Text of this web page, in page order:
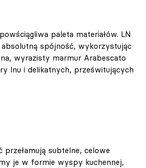
paleta materiałów. LN
absolutną spójność, wykorzystując
wyrazisty marmur Arabescato
lnu i delikatnych, prześwitujących
przełamują subtelne, celowe
je w formie wyspy kuchennej,